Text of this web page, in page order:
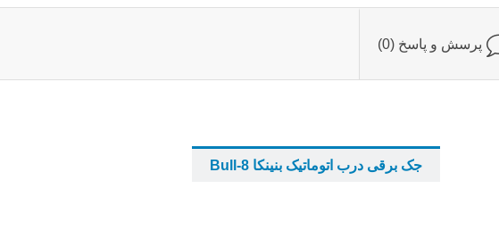
پرسش و پاسخ (0)
جک برقی درب اتوماتیک بنینکا Bull-8